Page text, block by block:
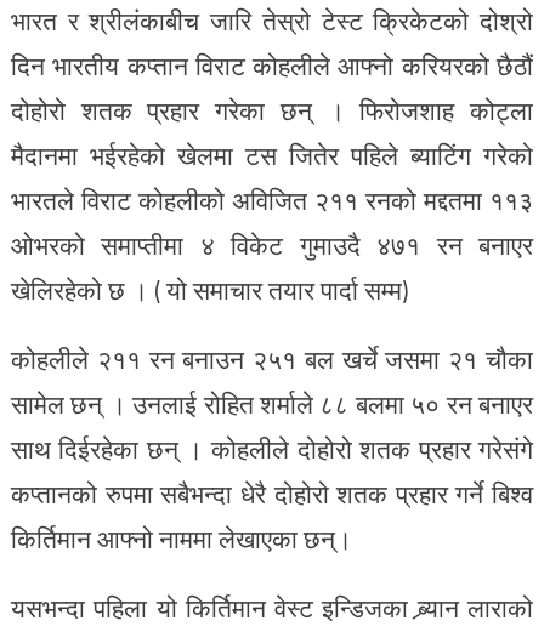
भारत र श्रीलंकाबीच जारि तेस्रो टेस्ट क्रिकेटको दोश्रो
दिन भारतीय कप्तान विराट कोहलीले आफ्नो करियरको छैठौं
दोहोरो शतक प्रहार गरेका छन् । फिरोजशाह कोट्ला
मैदानमा भईरहेको खेलमा टस जितेर पहिले ब्याटिंग गरेको
भारतले विराट कोहलीको अविजित २११ रनको मद्दतमा ११३
ओभरको समाप्तीमा ४ विकेट गुमाउदै ४७१ रन बनाएर
खेलिरहेको छ । ( यो समाचार तयार पार्दा सम्म)
कोहलीले २११ रन बनाउन २५१ बल खर्चे जसमा २१ चौका
सामेल छन् । उनलाई रोहित शर्माले ८८ बलमा ५० रन बनाएर
साथ दिईरहेका छन् । कोहलीले दोहोरो शतक प्रहार गरेसंगे
कप्तानको रुपमा सबैभन्दा धेरै दोहोरो शतक प्रहार गर्ने बिश्व
किर्तिमान आफ्नो नाममा लेखाएका छन्।
यसभन्दा पहिला यो किर्तिमान वेस्ट इन्डिजका ब्र्यान लाराको